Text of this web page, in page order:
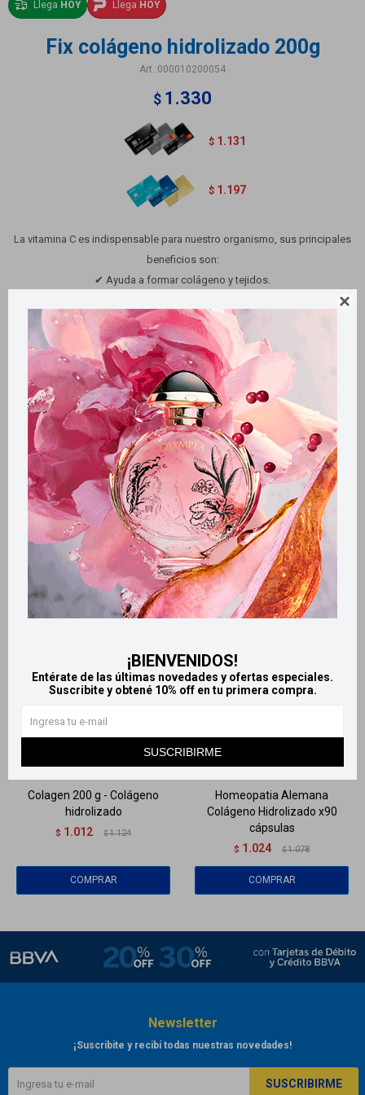

¡BIENVENIDOS!
Entérate de las últimas novedades y ofertas especiales.
Suscribite y obtené 10% off en tu primera compra.
SUSCRIBIRME
Llega HOY Llega HOY
Fix colágeno hidrolizado 200g
000010200054
$ 1.330
$ 1.131
$ 1.197
La vitamina C es indispensable para nuestro organismo, sus principales
beneficios son:
✔ Ayuda a formar colágeno y tejidos.
✔ Es el antioxidante por excelencia.
✔ Ayuda a formar neurotransmisores y mejora la depresión
Métodos y costos de envío
Retiros gratuitos en tiendas
Productos que te pueden interesar
Colagen 200 g - Colágeno
hidrolizado
$ 1.012 $ 1.124
Homeopatia Alemana
Colágeno Hidrolizado x90
cápsulas
$ 1.024 $ 1.078
Newsletter
¡Suscribite y recibí todas nuestras novedades!
SUSCRIBIRME